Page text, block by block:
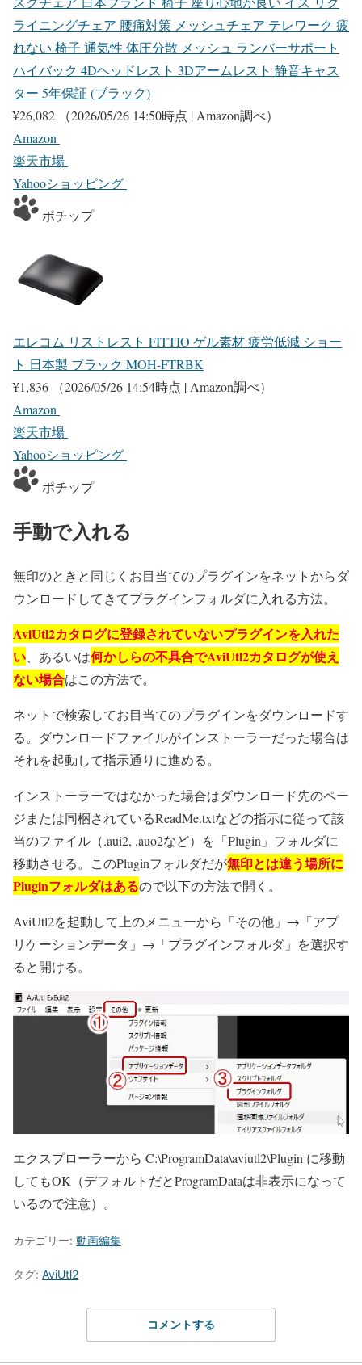
ライニングチェア 腰痛対策 メッシュチェア テレワーク 疲
れない 椅子 通気性 体圧分散 メッシュ ランバーサポート
ハイバック 4Dヘッドレスト 3Dアームレスト 静音キャス
ター 5年保証 (ブラック)
¥26,082
（2026/05/26 14:50時点 | Amazon調べ）
Amazon
楽天市場
Yahooショッピング
ポチップ
エレコム リストレスト FITTIO ゲル素材 疲労低減 ショー
ト 日本製 ブラック MOH-FTRBK
¥1,836
（2026/05/26 14:54時点 | Amazon調べ）
Amazon
楽天市場
Yahooショッピング
ポチップ
手動で入れる
無印のときと同じくお目当てのプラグインをネットからダ
ウンロードしてきてプラグインフォルダに入れる方法。
AviUtl2カタログに登録されていないプラグインを入れた
い 、あるいは何かしらの不具合でAviUtl2カタログが使え
ない場合はこの方法で。
ネットで検索してお目当てのプラグインをダウンロードす
る。ダウンロードファイルがインストーラーだった場合は
それを起動して指示通りに進める。
インストーラーではなかった場合はダウンロード先のペー
ジまたは同梱されているReadMe.txtなどの指示に従って該
当のファイル（.aui2, .auo2など）を「Plugin」フォルダに
移動させる。このPluginフォルダだが無印とは違う場所に
Pluginフォルダはあるので以下の方法で開く。
AviUtl2を起動して上のメニューから「その他」→「アプ
リケーションデータ」→「プラグインフォルダ」を選択す
ると開ける。
エクスプローラーから C:\ProgramData\aviutl2\Plugin に移動
してもOK（デフォルトだとProgramDataは非表示になって
いるので注意）。
カテゴリー: 動画編集
タグ: AviUtl2
コメントする